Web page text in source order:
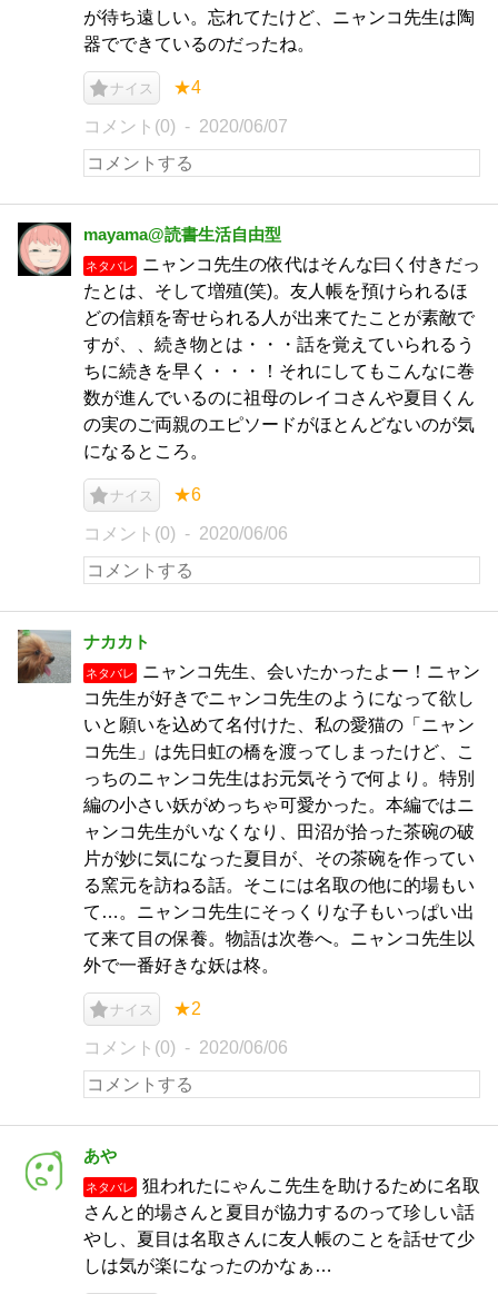
が待ち遠しい。忘れてたけど、ニャンコ先生は陶
器でできているのだったね。
ナイス ★4
コメント(0) 2020/06/07
mayama@読書生活自由型
ネタバレ
ニャンコ先生の依代はそんな曰く付きだっ
たとは、そして増殖(笑)。友人帳を預けられるほ
どの信頼を寄せられる人が出来てたことが素敵で
すが、、続き物とは・・・話を覚えていられるう
ちに続きを早く・・・！それにしてもこんなに巻
数が進んでいるのに祖母のレイコさんや夏目くん
の実のご両親のエピソードがほとんどないのが気
になるところ。
ナイス ★6
コメント(0) 2020/06/06
ナカカト
ネタバレ
ニャンコ先生、会いたかったよー！ニャン
コ先生が好きでニャンコ先生のようになって欲し
いと願いを込めて名付けた、私の愛猫の「ニャン
コ先生」は先日虹の橋を渡ってしまったけど、こ
っちのニャンコ先生はお元気そうで何より。特別
編の小さい妖がめっちゃ可愛かった。本編ではニ
ャンコ先生がいなくなり、田沼が拾った茶碗の破
片が妙に気になった夏目が、その茶碗を作ってい
る窯元を訪ねる話。そこには名取の他に的場もい
て…。ニャンコ先生にそっくりな子もいっぱい出
て来て目の保養。物語は次巻へ。ニャンコ先生以
外で一番好きな妖は柊。
ナイス ★2
コメント(0) 2020/06/06
あや
ネタバレ
狙われたにゃんこ先生を助けるために名取
さんと的場さんと夏目が協力するのって珍しい話
やし、夏目は名取さんに友人帳のことを話せて少
しは気が楽になったのかなぁ…